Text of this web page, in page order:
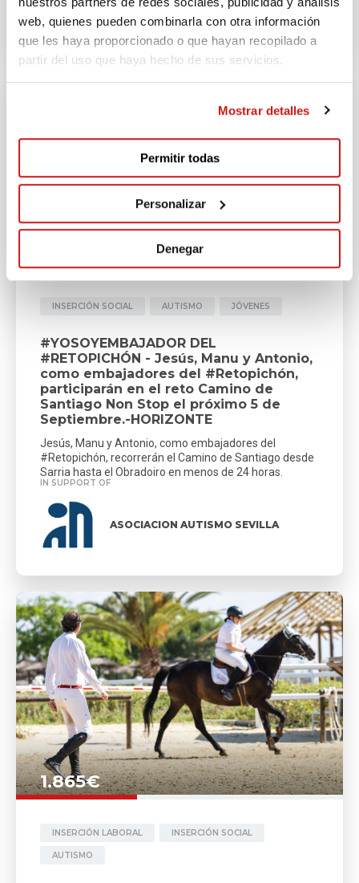
web, quienes pueden combinarla con otra información
que les haya proporcionado o que hayan recopilado a
partir del uso que haya hecho de sus servicios.
Mostrar detalles
Permitir todas
Personalizar
Denegar
INSERCIÓN SOCIAL AUTISMO JÓVENES
#YOSOYEMBAJADOR DEL
#RETOPICHÓN - Jesús, Manu y Antonio,
como embajadores del #Retopichón,
participarán en el reto Camino de
Santiago Non Stop el próximo 5 de
Septiembre.-HORIZONTE
Jesús, Manu y Antonio, como embajadores del
#Retopichón, recorrerán el Camino de Santiago desde
Sarria hasta el Obradoiro en menos de 24 horas.
IN SUPPORT OF
ASOCIACION AUTISMO SEVILLA
1.865€
INSERCIÓN LABORAL INSERCIÓN SOCIAL
AUTISMO